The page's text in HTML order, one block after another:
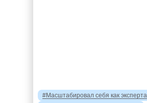
#Масштабировал себя как эксперта